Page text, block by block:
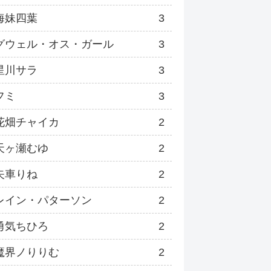
妹四葉 3
ウェル・オス・ガール 3
川サラ 3
ミ 3
畑チャイカ 2
ヶ瀬むゆ 2
車りね 2
イン・パターソン 2
気ちひろ 2
界ノりりむ 2